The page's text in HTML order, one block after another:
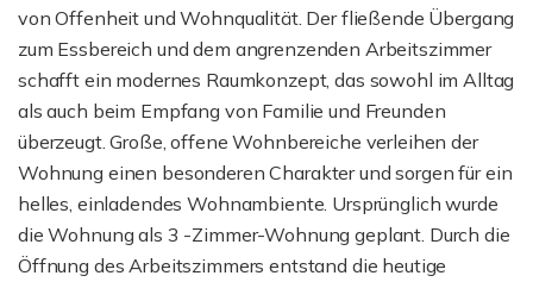
von Offenheit und Wohnqualität. Der fließende Übergang
zum Essbereich und dem angrenzenden Arbeitszimmer
schafft ein modernes Raumkonzept, das sowohl im Alltag
als auch beim Empfang von Familie und Freunden
überzeugt. Große, offene Wohnbereiche verleihen der
Wohnung einen besonderen Charakter und sorgen für ein
helles, einladendes Wohnambiente. Ursprünglich wurde
die Wohnung als 3 -Zimmer-Wohnung geplant. Durch die
Öffnung des Arbeitszimmers entstand die heutige